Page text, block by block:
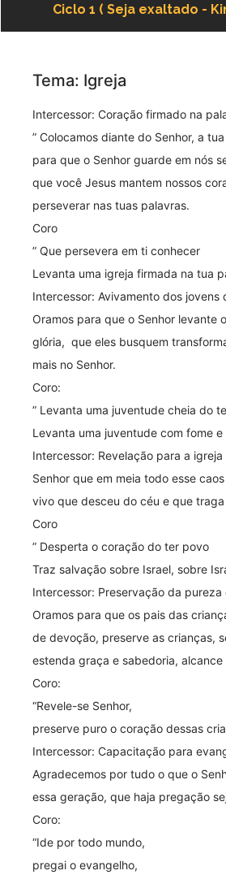
Ciclo 1 ( Seja exaltado -
Tema: Igreja
Intercessor: Coração firmado na
” Colocamos diante do Senhor, a
para que o Senhor guarde em nós
que você Jesus mantem nossos
perseverar nas tuas palavras.
Coro
” Que persevera em ti conhecer
Levanta uma igreja firmada na tua
Intercessor: Avivamento dos jovens
Oramos para que o Senhor levante
glória, que eles busquem
mais no Senhor.
Coro:
” Levanta uma juventude cheia do
Levanta uma juventude com fome e
Intercessor: Revelação para a igreja
Senhor que em meia todo esse
vivo que desceu do céu e que
Coro
” Desperta o coração do ter povo
Traz salvação sobre Israel, sobre
Intercessor: Preservação da
Oramos para que os pais das
de devoção, preserve as crianças,
estenda graça e sabedoria, alcance
Coro:
“Revele-se Senhor,
preserve puro o coração dessas
Intercessor: Capacitação para
Agradecemos por tudo o que o
essa geração, que haja pregação
Coro:
“Ide por todo mundo,
pregai o evangelho,